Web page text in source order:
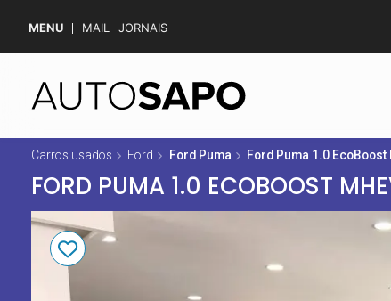
MENU MAIL JORNAIS
Carros usados Ford Ford Puma Ford Puma 1.0 EcoBoost
FORD PUMA 1.0 ECOBOOST